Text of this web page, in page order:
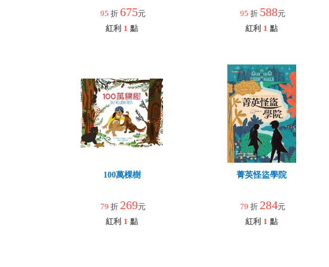
95 折 675元
紅利 1 點
95 折 588元
紅利 1 點
100萬棵樹
79 折 269元
紅利 1 點
菁英怪盜學院
79 折 284元
紅利 1 點